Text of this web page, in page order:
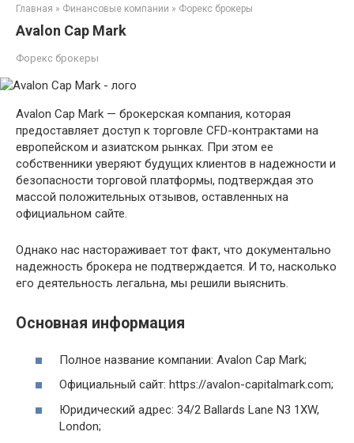
Главная » Финансовые компании » Форекс брокеры
Avalon Cap Mark
Форекс брокеры
Avalon Cap Mark — брокерская компания, которая
предоставляет доступ к торговле CFD-контрактами на
европейском и азиатском рынках. При этом ее
собственники уверяют будущих клиентов в надежности и
безопасности торговой платформы, подтверждая это
массой положительных отзывов, оставленных на
официальном сайте.
Однако нас настораживает тот факт, что документально
надежность брокера не подтверждается. И то, насколько
его деятельность легальна, мы решили выяснить.
Основная информация
Полное название компании: Avalon Cap Mark;
Официальный сайт: https://avalon-capitalmark.com;
Юридический адрес: 34/2 Ballards Lane N3 1XW,
London;